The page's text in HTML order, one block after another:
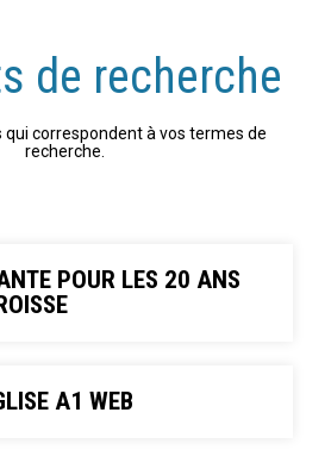
de recherche
correspondent à vos termes de
recherche.
POUR LES 20 ANS
A1 WEB